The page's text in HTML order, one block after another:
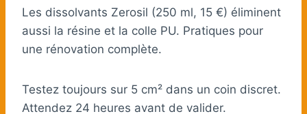
Les dissolvants Zerosil (250 ml, 15 €) éliminent
aussi la résine et la colle PU. Pratiques pour
une rénovation complète.
Testez toujours sur 5 cm² dans un coin discret.
Attendez 24 heures avant de valider.